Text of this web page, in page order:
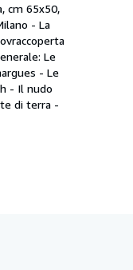
cm 65x50,
- La
Le
- Le
- Il nudo
di terra -